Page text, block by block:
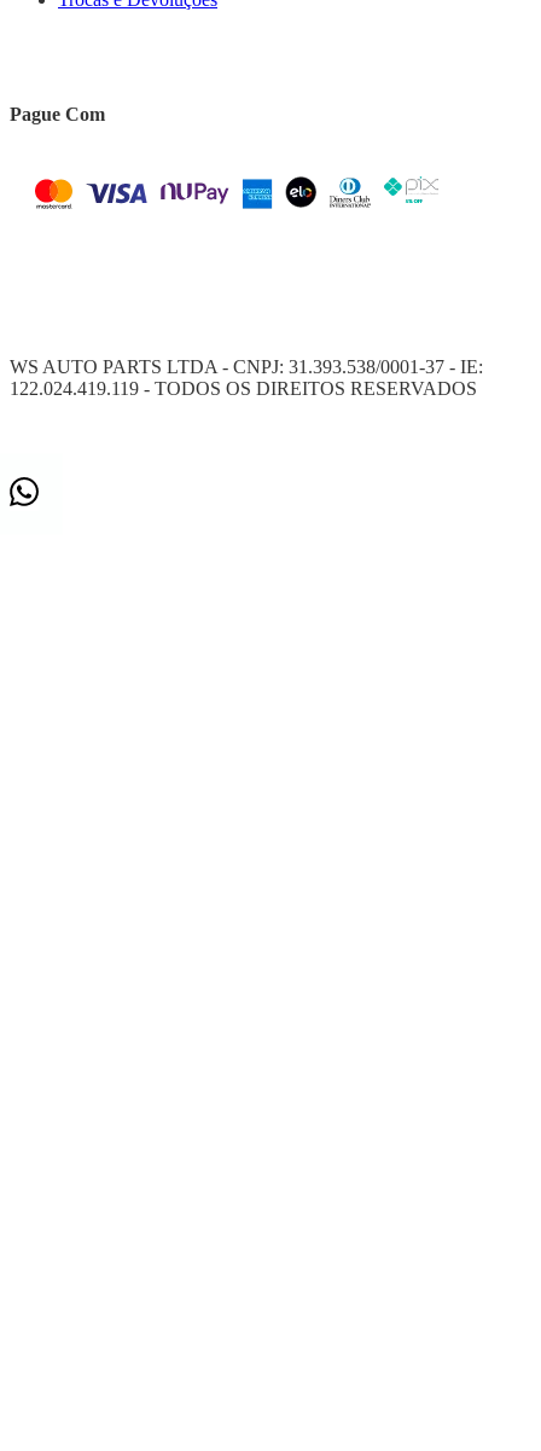
Pague Com
WS AUTO PARTS LTDA - CNPJ: 31.393.538/0001-37 - IE:
122.024.419.119 - TODOS OS DIREITOS RESERVADOS